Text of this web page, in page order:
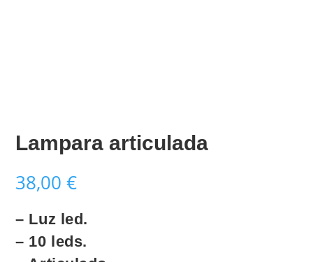
Lampara articulada
38,00€
– Luz led.
– 10 leds.